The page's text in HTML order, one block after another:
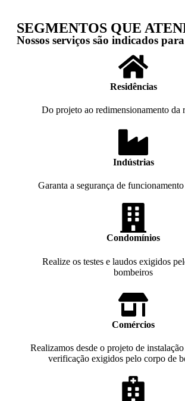
SEGMENTOS QUE
Nossos serviços são indicados para
Residências​
Do projeto ao redimensionamento da
Indústrias
Garanta a segurança de
Condomínios
Realize os testes e laudos exigidos
bombeiros
Comércios
Realizamos desde o projeto de
verificação exigidos pelo corpo de